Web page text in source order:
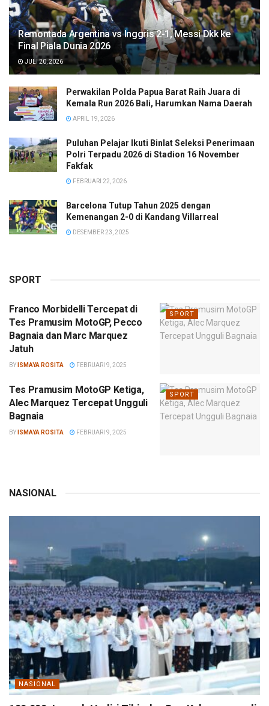
Remontada Argentina vs Inggris 2-1, Messi Dkk ke
Final Piala Dunia 2026
JULI 20, 2026
Perwakilan Polda Papua Barat Raih Juara di
Kemala Run 2026 Bali, Harumkan Nama Daerah
APRIL 19, 2026
Puluhan Pelajar Ikuti Binlat Seleksi Penerimaan
Polri Terpadu 2026 di Stadion 16 November
Fakfak
FEBRUARI 22, 2026
Barcelona Tutup Tahun 2025 dengan
Kemenangan 2-0 di Kandang Villarreal
DESEMBER 23, 2025
SPORT
SPORT
Franco Morbidelli Tercepat di
Tes Pramusim MotoGP, Pecco
Bagnaia dan Marc Marquez
Jatuh
BY ISMAYA ROSITA FEBRUARI 9, 2025
SPORT
Tes Pramusim MotoGP Ketiga,
Alec Marquez Tercepat Ungguli
Bagnaia
BY ISMAYA ROSITA FEBRUARI 9, 2025
NASIONAL
NASIONAL